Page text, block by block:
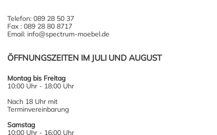
Telefon: 089 28 50 37
Fax : 089 28 80 8717
Email: info@spectrum-moebel.de
ÖFFNUNGSZEITEN IM JULI UND AUGUST
Montag bis Freitag
10:00 Uhr - 18:00 Uhr
Nach 18 Uhr mit
Terminvereinbarung
Samstag
10:00 Uhr - 16:00 Uhr